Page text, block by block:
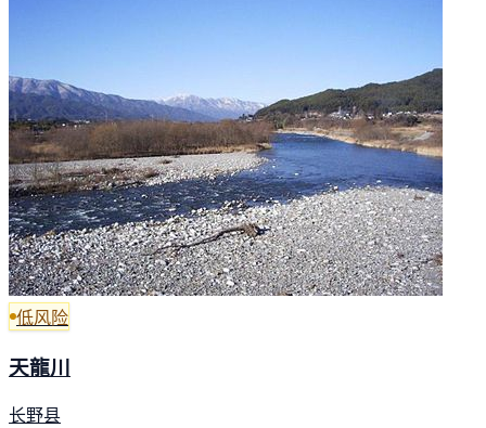
低风险
天龍川
长野县